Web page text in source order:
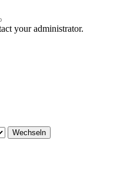
your administrator.